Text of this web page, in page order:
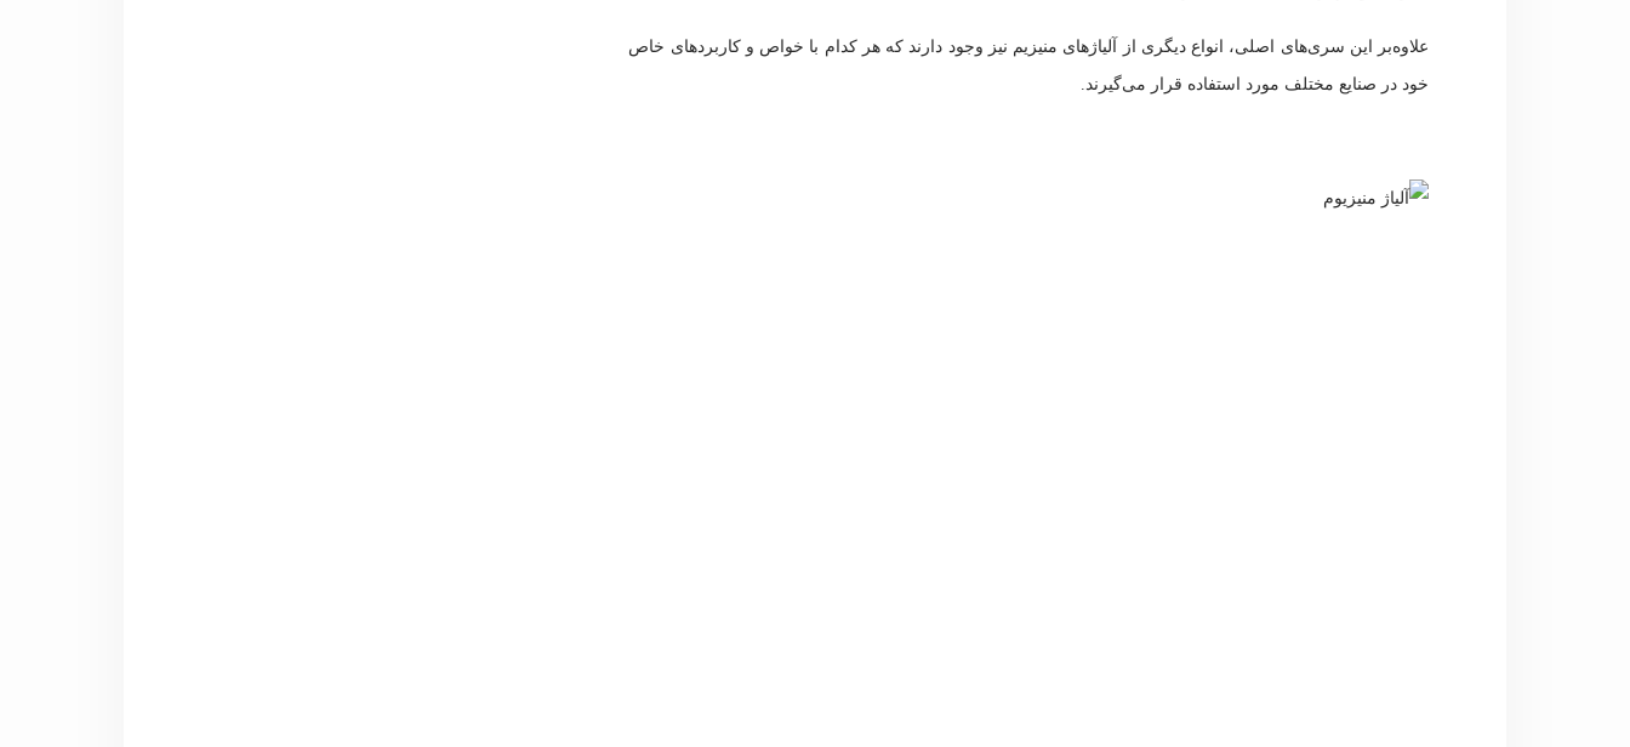
علاوه‌بر این سری‌های اصلی، انواع دیگری از آلیاژهای منیزیم نیز وجود دارند که هر کدام با خواص و کاربردهای خاص
خود در صنایع مختلف مورد استفاده قرار می‌گیرند.